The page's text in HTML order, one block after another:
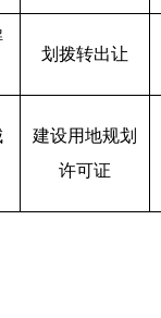
划拨转出让
建设用地规划
许可证